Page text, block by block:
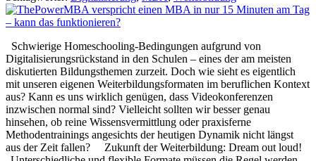
Schwierige Homeschooling-Bedingungen aufgrund von
Digitalisierungsrückstand in den Schulen – eines der am meisten
diskutierten Bildungsthemen zurzeit. Doch wie sieht es eigentlich
mit unseren eigenen Weiter­bildungs­formaten im beruflichen Kontext
aus? Kann es uns wirklich genügen, dass Videokonferenzen
inzwischen normal sind? Vielleicht sollten wir besser genau
hinsehen, ob reine Wissensvermittlung oder praxisferne
Methodentrainings angesichts der heutigen Dynamik nicht längst
aus der Zeit fallen? Zukunft der Weiterbildung: Dream out loud!